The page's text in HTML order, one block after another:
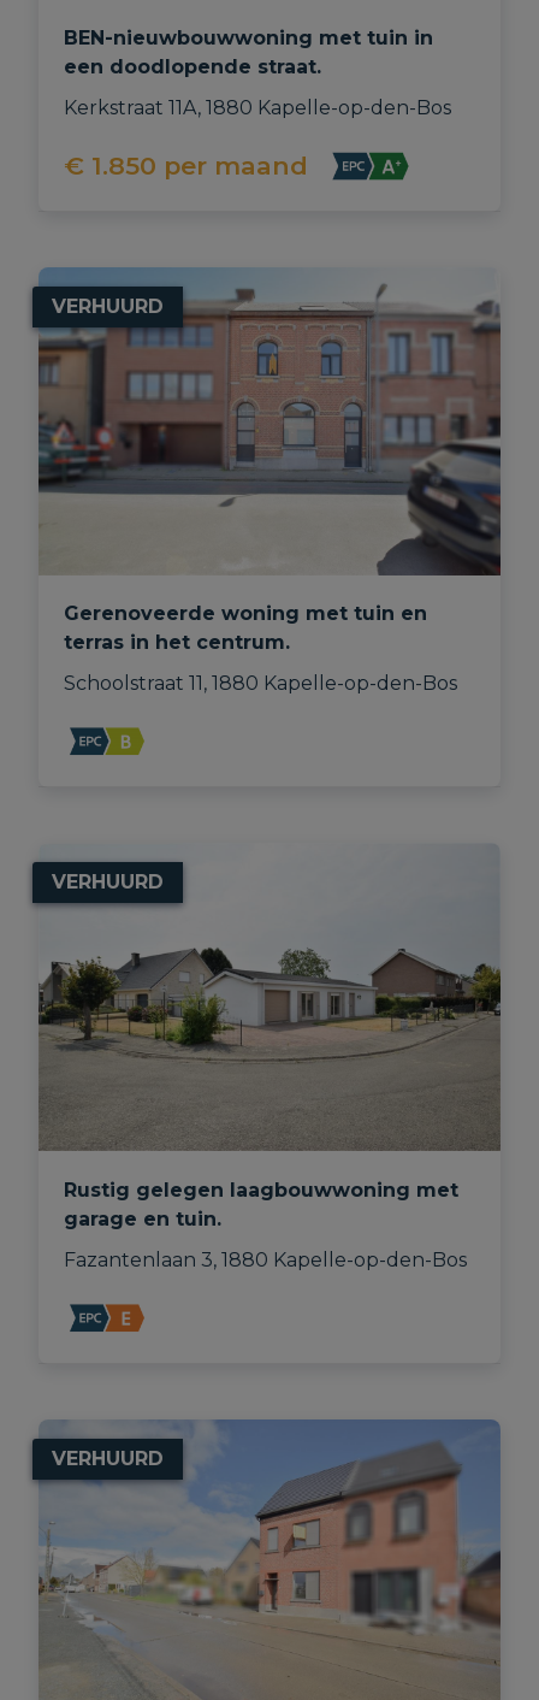
BEN-nieuwbouwwoning met tuin in
een doodlopende straat.
Kerkstraat 11A, 1880 Kapelle-op-den-Bos
€ 1.850 per maand
VERHUURD
Gerenoveerde woning met tuin en
terras in het centrum.
Schoolstraat 11, 1880 Kapelle-op-den-Bos
VERHUURD
Rustig gelegen laagbouwwoning met
garage en tuin.
Fazantenlaan 3, 1880 Kapelle-op-den-Bos
VERHUURD